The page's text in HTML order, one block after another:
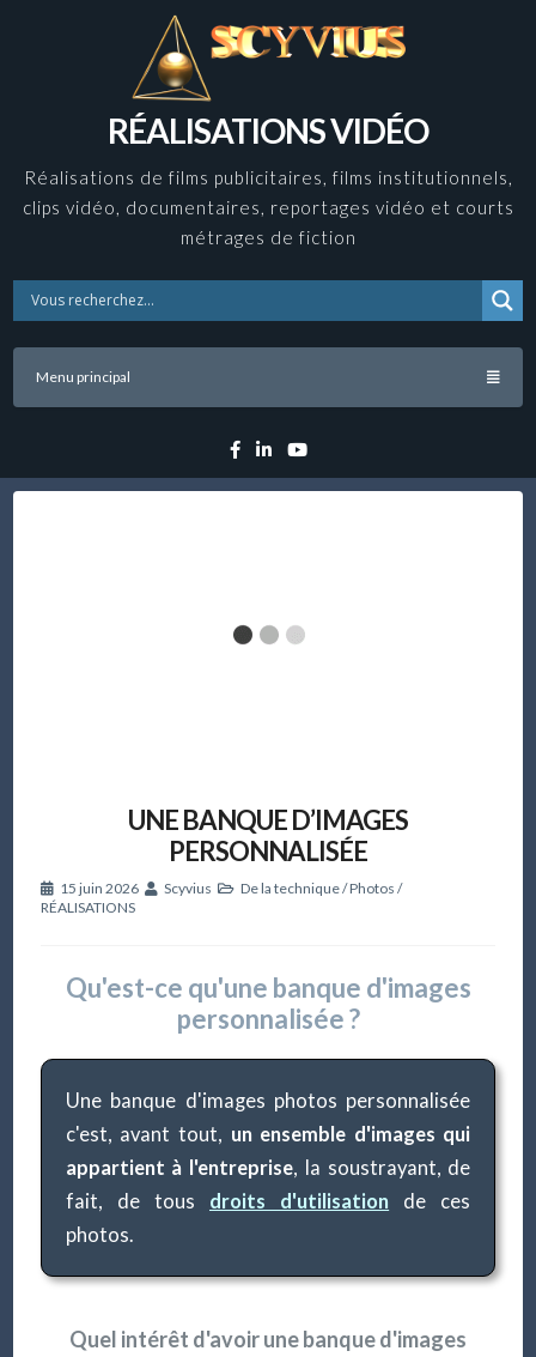
RÉALISATIONS VIDÉO
Réalisations de films publicitaires, films institutionnels,
clips vidéo, documentaires, reportages vidéo et courts
métrages de fiction
Menu principal
Facebook
LinkedinYouTube
UNE BANQUE D’IMAGES
PERSONNALISÉE
15 juin 2026 Scyvius De la technique/Photos /
RÉALISATIONS
Qu'est-ce qu'une banque d'images
personnalisée ?
Une banque d'images photos personnalisée
c'est, avant tout, un ensemble d'images qui
appartient à l'entreprise, la soustrayant, de
fait, de tous droits d'utilisation de ces
photos.
Quel intérêt d'avoir une banque d'images